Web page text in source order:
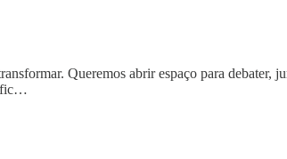
Queremos abrir espaço para debater,